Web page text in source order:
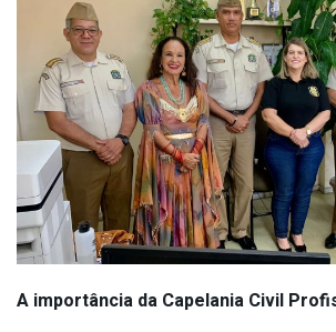
A importância da Capelania Civil